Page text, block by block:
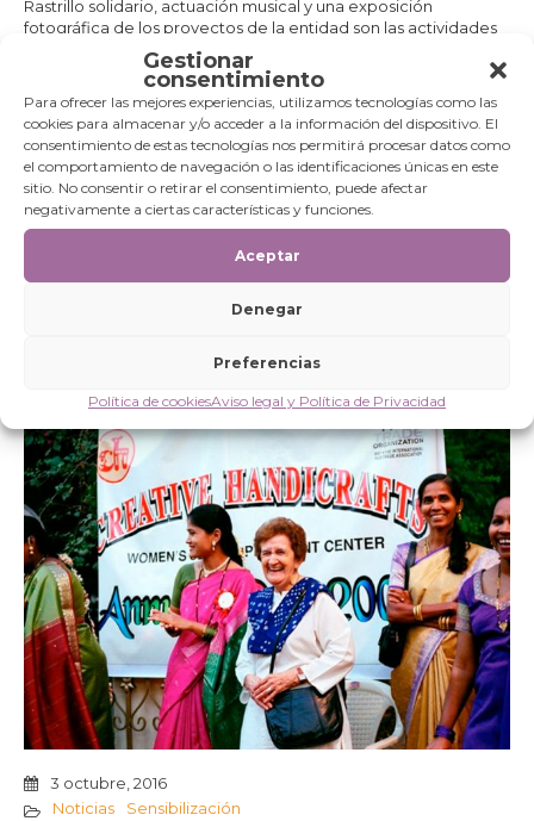
Gestionar
consentimiento
Para ofrecer las mejores experiencias, utilizamos tecnologías como las
cookies para almacenar y/o acceder a la información del dispositivo. El
consentimiento de estas tecnologías nos permitirá procesar datos como
el comportamiento de navegación o las identificaciones únicas en este
sitio. No consentir o retirar el consentimiento, puede afectar
negativamente a ciertas características y funciones.
Aceptar
Denegar
Preferencias
Política de cookiesAviso legal y Política de Privacidad
Rastrillo solidario, actuación musical y una exposición
fotográfica de los proyectos de la entidad son las actividades
que se han organizado del 10 al 15 de octubre en la residencia
de Cáritas Santa Teresa de Zaragoza con motivo de la XIX
semana cultural.
CONTINUAR LEYENDO
Nace la Fundación Isabel
Martín para trabajar por el
empoderamiento de las
desprotegida
3 octubre, 2016
Noticias
Sensibilización